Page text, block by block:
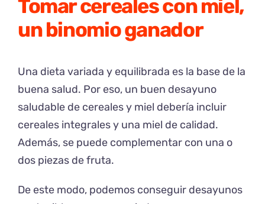
Tomar cereales con miel,
un binomio ganador
Una dieta variada y equilibrada es la base de la
buena salud. Por eso, un buen desayuno
saludable de cereales y miel debería incluir
cereales integrales y una miel de calidad.
Además, se puede complementar con una o
dos piezas de fruta.
De este modo, podemos conseguir desayunos